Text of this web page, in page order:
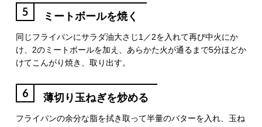
5 ミートボールを焼く
同じフライパンにサラダ油大さじ1／2を入れて再び中火にか
け、2のミートボールを加え、あらかた火が通るまで5分ほどか
けてこんがり焼き、取り出す。
6 薄切り玉ねぎを炒める
フライパンの余分な脂を拭き取って半量のバターを入れ、玉ね